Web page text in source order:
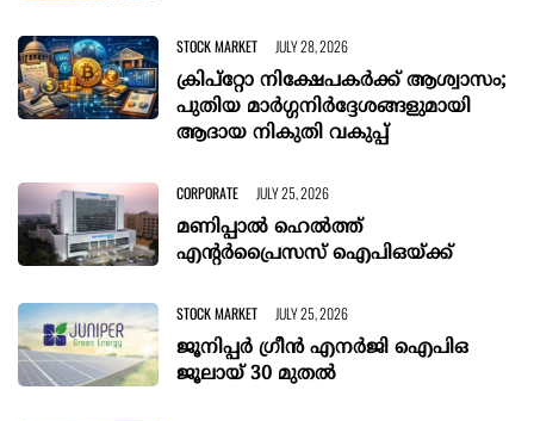
STOCK MARKET JULY 28, 2026
ക്രിപ്‌റ്റോ നിക്ഷേപകർക്ക് ആശ്വാസം;
പുതിയ മാർഗ്ഗനിർദ്ദേശങ്ങളുമായി
ആദായ നികുതി വകുപ്പ്
CORPORATE JULY 25, 2026
മണിപ്പാൽ ഹെൽത്ത്
എന്‍റർപ്രൈസസ് ഐപിഒയ്ക്ക്
STOCK MARKET JULY 25, 2026
ജൂനിപ്പര്‍ ഗ്രീന്‍ എനര്‍ജി ഐപിഒ
ജൂലായ്‌ 30 മുതല്‍